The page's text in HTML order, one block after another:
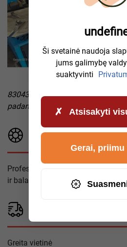
83043 Bad Aibling, mobilioji
padangos pažeidimo
Padangų montavimas
Profesionalus montavimas
ir balansavimas.
Greita vietinė
Ši svetainė naudoja
jums galimybę
suaktyvinti
Atsisakyti
Gerai, priimu